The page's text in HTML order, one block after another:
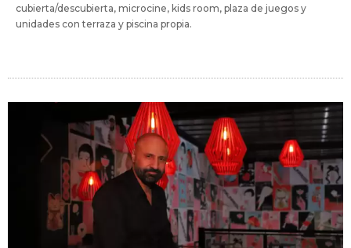
cubierta/descubierta, microcine, kids room, plaza de juegos y
unidades con terraza y piscina propia.